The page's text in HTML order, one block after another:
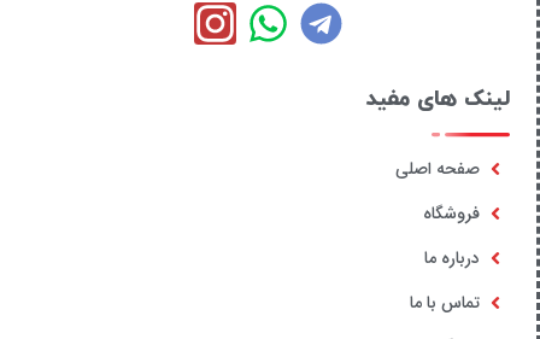
لینک های مفید
صفحه اصلی
فروشگاه
درباره ما
تماس با ما